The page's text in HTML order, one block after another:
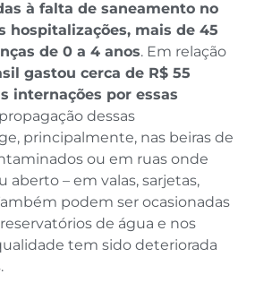
à falta de saneamento no
hospitalizações, mais de 45
de 0 a 4 anos. Em relação
gastou cerca de R$ 55
internações por essas
dessas
principalmente, nas beiras de
ou em ruas onde
aberto – em valas, sarjetas,
podem ser ocasionadas
de água e nos
tem sido deteriorada